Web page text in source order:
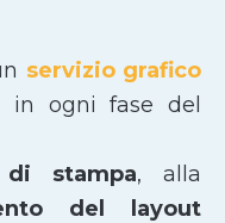
servizio grafico
in ogni fase del
stampa, alla
del layout